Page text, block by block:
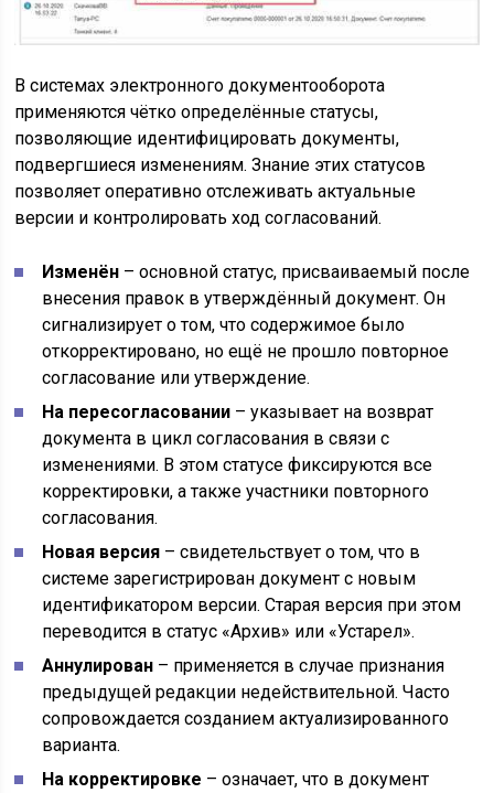
В системах электронного документооборота
применяются чётко определённые статусы,
позволяющие идентифицировать документы,
подвергшиеся изменениям. Знание этих статусов
позволяет оперативно отслеживать актуальные
версии и контролировать ход согласований.
Изменён – основной статус, присваиваемый после
внесения правок в утверждённый документ. Он
сигнализирует о том, что содержимое было
откорректировано, но ещё не прошло повторное
согласование или утверждение.
На пересогласовании – указывает на возврат
документа в цикл согласования в связи с
изменениями. В этом статусе фиксируются все
корректировки, а также участники повторного
согласования.
Новая версия – свидетельствует о том, что в
системе зарегистрирован документ с новым
идентификатором версии. Старая версия при этом
переводится в статус «Архив» или «Устарел».
Аннулирован – применяется в случае признания
предыдущей редакции недействительной. Часто
сопровождается созданием актуализированного
варианта.
На корректировке – означает, что в документ